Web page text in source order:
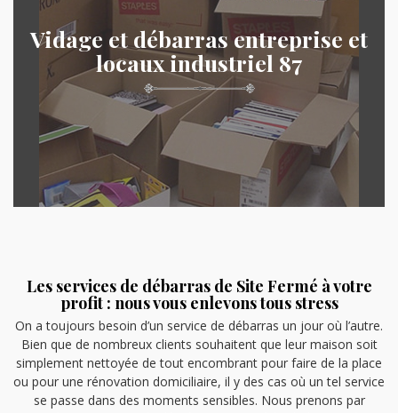
Vidage et débarras entreprise et
locaux industriel 87
Les services de débarras de Site Fermé à votre
profit : nous vous enlevons tous stress
On a toujours besoin d’un service de débarras un jour où l’autre.
Bien que de nombreux clients souhaitent que leur maison soit
simplement nettoyée de tout encombrant pour faire de la place
ou pour une rénovation domiciliaire, il y des cas où un tel service
se passe dans des moments sensibles. Nous prenons par